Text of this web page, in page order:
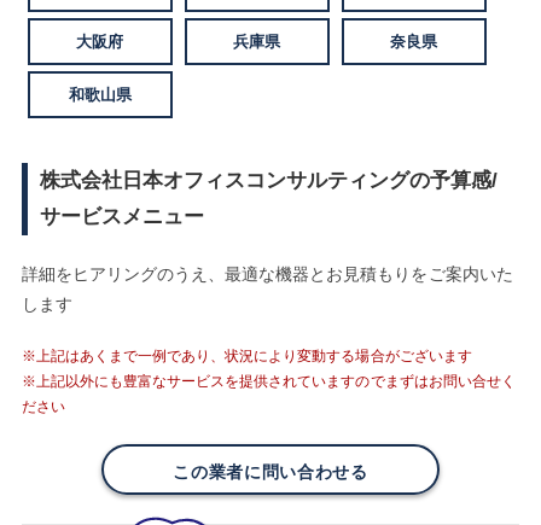
大阪府 兵庫県 奈良県
和歌山県
株式会社日本オフィスコンサルティングの予算感/
サービスメニュー
詳細をヒアリングのうえ、最適な機器とお見積もりをご案内いた
します
※上記はあくまで一例であり、状況により変動する場合がございます
※上記以外にも豊富なサービスを提供されていますのでまずはお問い合せく
ださい
この業者に問い合わせる